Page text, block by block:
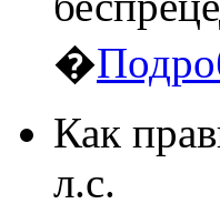
�
Как
л.с.